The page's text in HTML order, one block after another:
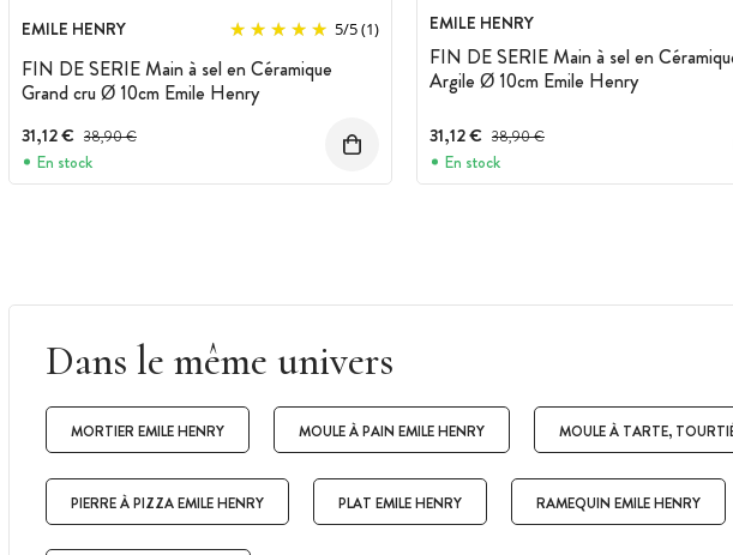
EMILE HENRY 5/5(1)
FIN DE SERIE Main à sel en Céramique
Grand cru Ø 10cm Emile Henry
31,12 € Prix avant réduction :
38,90 €
En stock
EMILE HENRY
FIN DE SERIE Main à sel en
Argile Ø 10cm Emile Henry
31,12 € Prix avant réduction :
38,90 €
En stock
Dans le même univers
MORTIER EMILE HENRY MOULE À PAIN EMILE HENRY MOULE À TARTE,
PIERRE À PIZZA EMILE HENRY PLAT EMILE HENRY RAMEQUIN EMILE HENRY